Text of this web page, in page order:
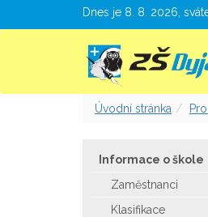
Dnes je 8. 8. 2026,
Úvodní stránka
Informace o škole
Zaměstnanci
Klasifikace